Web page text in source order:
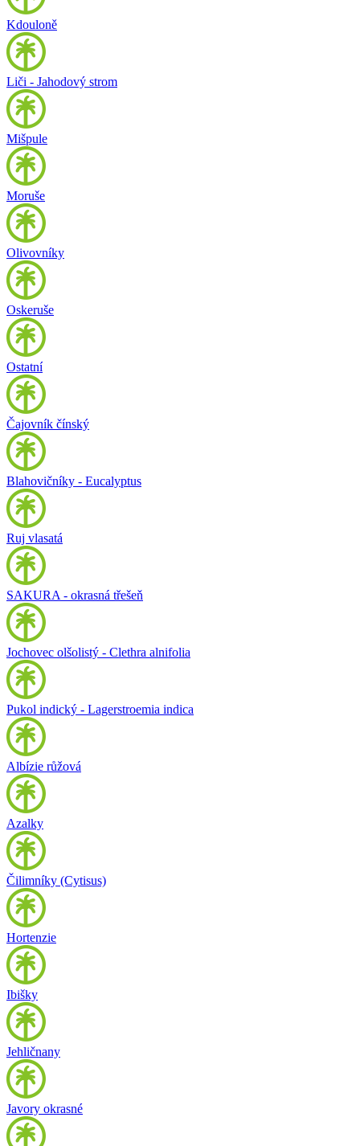
Kdouloně
Liči - Jahodový strom
Mišpule
Moruše
Olivovníky
Oskeruše
Ostatní
Čajovník čínský
Blahovičníky - Eucalyptus
Ruj vlasatá
SAKURA - okrasná třešeň
Jochovec olšolistý - Clethra alnifolia
Pukol indický - Lagerstroemia indica
Albízie růžová
Azalky
Čilimníky (Cytisus)
Hortenzie
Ibišky
Jehličnany
Javory okrasné